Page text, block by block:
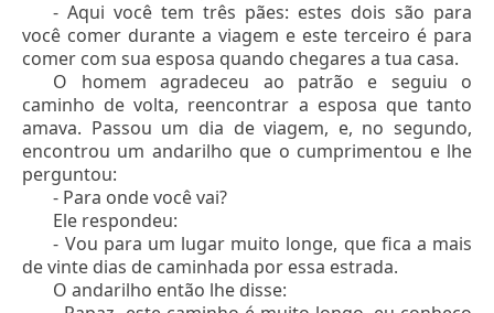
- Aqui você tem três pães: estes dois são para
você comer durante a viagem e este terceiro é para
comer com sua esposa quando chegares a tua casa.
O homem agradeceu ao patrão e seguiu o
caminho de volta, reencontrar a esposa que tanto
amava. Passou um dia de viagem, e, no segundo,
encontrou um andarilho que o cumprimentou e lhe
perguntou:
- Para onde você vai?
Ele respondeu:
- Vou para um lugar muito longe, que fica a mais
de vinte dias de caminhada por essa estrada.
O andarilho então lhe disse: